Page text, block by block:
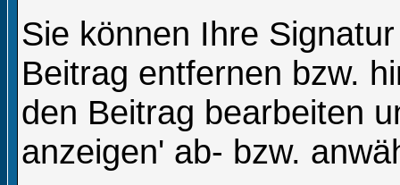
Sie können Ihre
Beitrag entfernen bzw.
den Beitrag bearbeiten
anzeigen' ab- bzw.